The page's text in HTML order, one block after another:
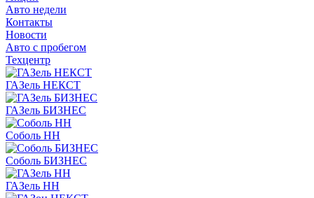
Авто недели
Контакты
Новости
Авто с пробегом
Техцентр
ГАЗель НЕКСТ
ГАЗель БИЗНЕС
Соболь НН
Соболь БИЗНЕС
ГАЗель НН